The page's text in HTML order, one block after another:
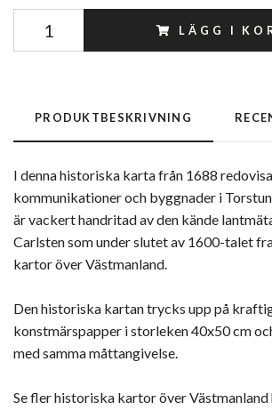
LÄGG I
PRODUKTBESKRIVNING
I denna historiska karta från 1688
kommunikationer och byggnader i
är vackert handritad av den kände
Carlsten som under slutet av 1600-talet
kartor över Västmanland.
Den historiska kartan trycks upp på
konstmärspapper i storleken 40x50 cm
med samma måttangivelse.
Se fler historiska kartor över Västmanland